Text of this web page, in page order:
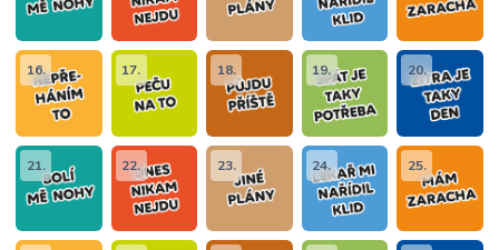
16. 17. 18. 19. 20.
21. 22. 23. 24. 25.